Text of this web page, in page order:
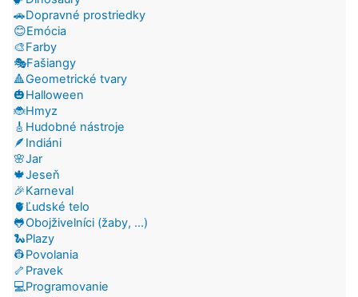
🚗Dopravné prostriedky
😊Emócia
🎨Farby
🎭Fašiangy
🔺Geometrické tvary
🎃Halloween
🐞Hmyz
🎸Hudobné nástroje
🪶Indiáni
🌸Jar
🍁Jeseň
🎉Karneval
🫀Ľudské telo
🐸Obojživelníci (žaby, ...)
🐍Plazy
👷Povolania
🦴Pravek
💻Programovanie